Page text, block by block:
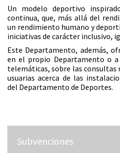
Un modelo deportivo
continua, que, más allá del
un rendimiento humano y
iniciativas de carácter inclusivo,
Este Departamento, además,
en el propio Departamento o
telemáticas, sobre las consultas
usuarias acerca de las
del Departamento de Deportes.
Subvenciones